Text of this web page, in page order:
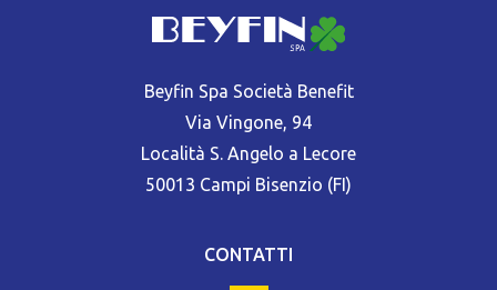
Beyfin Spa Società Benefit
Via Vingone, 94
Località S. Angelo a Lecore
50013 Campi Bisenzio (FI)
CONTATTI